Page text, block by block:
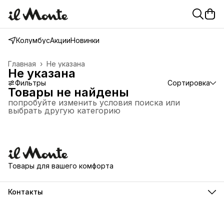
КолумбусАкцииНовинки
Не указана
Главная ›
Не указана
Фильтры Сортировка
Товары не найдены
попробуйте изменить условия поиска или
выбрать другую категорию
Товары для вашего комфорта
Контакты